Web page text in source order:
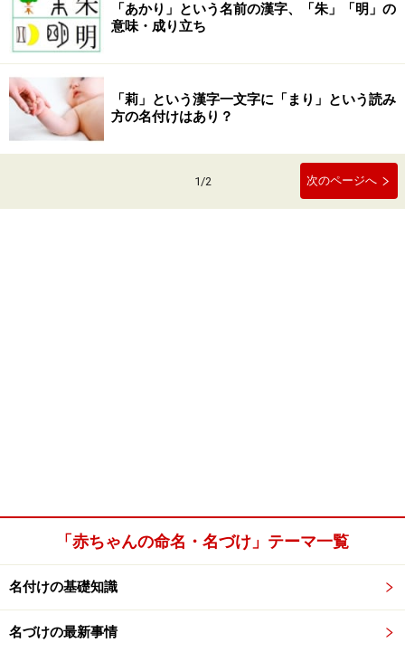
「あかり」という名前の漢字、「朱」「明」の
意味・成り立ち
「莉」という漢字一文字に「まり」という読み
方の名付けはあり？
1/2 次のページへ
「赤ちゃんの命名・名づけ」テーマ一覧
名付けの基礎知識
名づけの最新事情